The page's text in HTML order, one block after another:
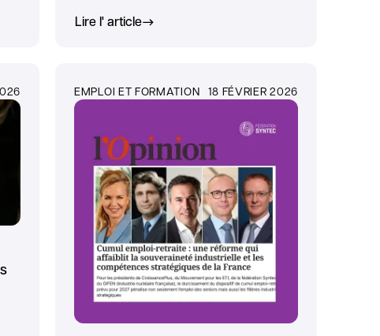
Lire l' article
EMPLOI ET FORMATION 18 FÉVRIER 2026